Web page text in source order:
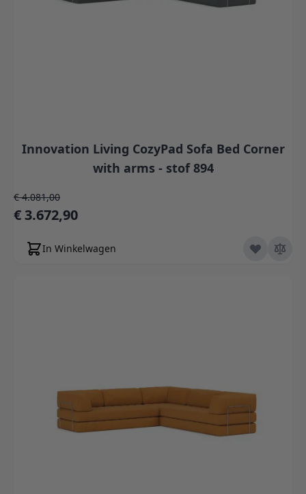
Innovation Living CozyPad Sofa Bed Corner
with arms - stof 894
Speciale prijs
€ 3.672,90
Normale prijs
€ 4.081,00
In Winkelwagen